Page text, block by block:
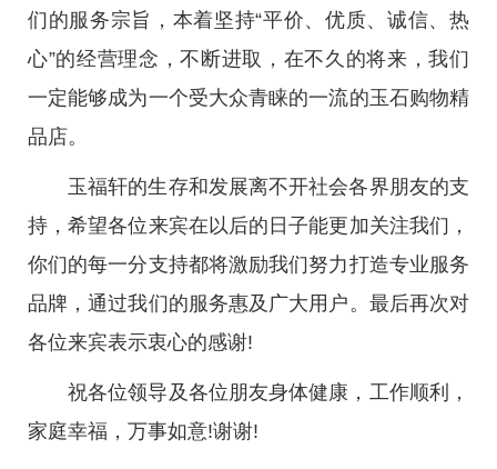
们的服务宗旨，本着坚持“平价、优质、诚信、热
心”的经营理念，不断进取，在不久的将来，我们
一定能够成为一个受大众青睐的一流的玉石购物精
品店。
玉福轩的生存和发展离不开社会各界朋友的支
持，希望各位来宾在以后的日子能更加关注我们，
你们的每一分支持都将激励我们努力打造专业服务
品牌，通过我们的服务惠及广大用户。最后再次对
各位来宾表示衷心的感谢!
祝各位领导及各位朋友身体健康，工作顺利，
家庭幸福，万事如意!谢谢!